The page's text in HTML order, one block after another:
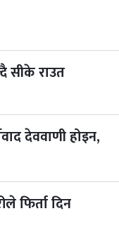
सीके राउत
देववाणी होइन,
फिर्ता दिन